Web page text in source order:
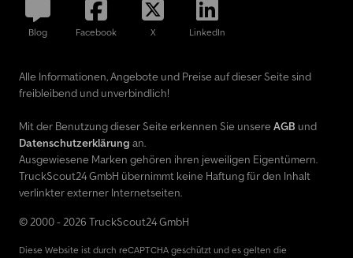
Blog Facebook X LinkedIn
Alle Informationen, Angebote und Preise auf dieser Seite sind
freibleibend und unverbindlich!
Mit der Benutzung dieser Seite erkennen Sie unsere AGB und
Datenschutzerklärung an.
Ausgewiesene Marken gehören ihren jeweiligen Eigentümern.
TruckScout24 GmbH übernimmt keine Haftung für den Inhalt
verlinkter externer Internetseiten.
© 2000 - 2026 TruckScout24 GmbH
Diese Website ist durch reCAPTCHA geschützt und es gelten die